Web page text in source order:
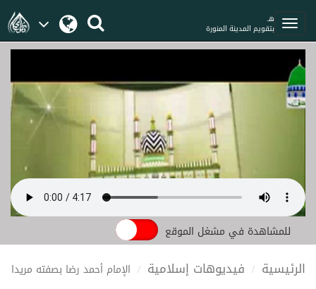
هـ
بتقويم المدينة المنورة
للمشاهدة في مشغل الموقع
الرئيسية فيديوهات إسلامية الإمام أحمد رضا بصفته مريدا